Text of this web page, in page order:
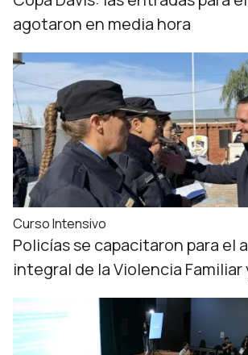
agotaron en media hora
Curso Intensivo
Policías se capacitaron para el
integral de la Violencia Familiar